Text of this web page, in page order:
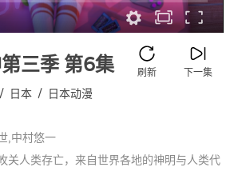
三季第6集 下一集
刷新
/ 日本 / 日本动漫
,中村悠一
关人类存亡，来自世界各地的神明与人类代